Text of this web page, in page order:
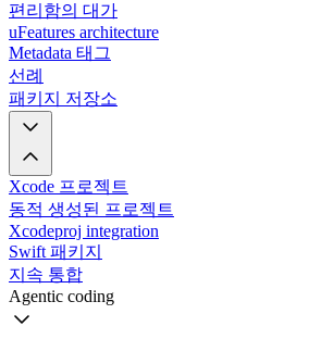
편리함의 대가
uFeatures architecture
Metadata 태그
선례
패키지 저장소
Xcode 프로젝트
동적 생성된 프로젝트
Xcodeproj integration
Swift 패키지
지속 통합
Agentic coding